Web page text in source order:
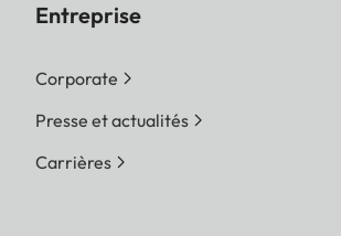
Entreprise
Corporate
Presse et actualités
Carrières